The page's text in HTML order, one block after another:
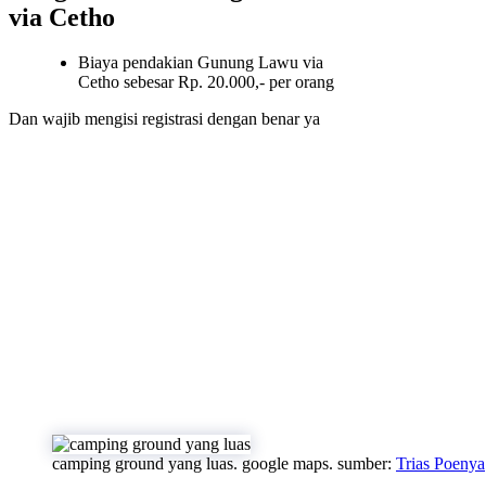
via Cetho
Biaya pendakian Gunung Lawu via
Cetho sebesar Rp. 20.000,- per orang
Dan wajib mengisi registrasi dengan benar ya
camping ground yang luas. google maps. sumber: Trias Poenya